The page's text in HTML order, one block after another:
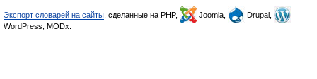
Экспорт словарей на сайты , сделанные на PHP, Joomla,
Drupal,
WordPress, MODx.